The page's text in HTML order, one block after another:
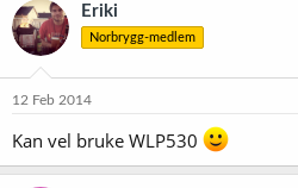
Eriki
Norbrygg-medlem
12 Feb 2014
Kan vel bruke WLP530